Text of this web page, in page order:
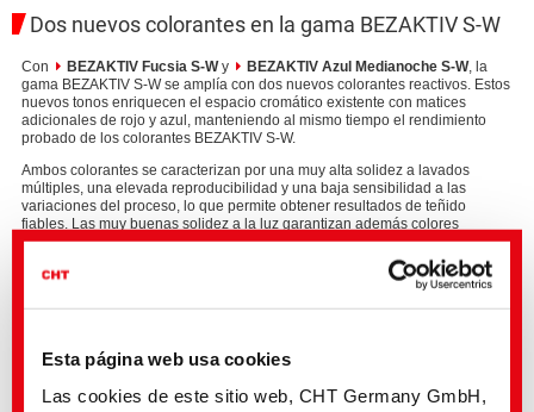
Esta página web usa cookies
Las cookies de este sitio web, CHT Germany GmbH,
Dos nuevos colorantes en la gama BEZAKTIV S-W
Con BEZAKTIV Fucsia S-Wy BEZAKTIV Azul Medianoche S-W, la
gama BEZAKTIV S-W se amplía con dos nuevos colorantes reactivos. Estos
nuevos tonos enriquecen el espacio cromático existente con matices
adicionales de rojo y azul, manteniendo al mismo tiempo el rendimiento
probado de los colorantes BEZAKTIV S-W.
Ambos colorantes se caracterizan por una muy alta solidez a lavados
múltiples, una elevada reproducibilidad y una baja sensibilidad a las
variaciones del proceso, lo que permite obtener resultados de teñido
fiables. Las muy buenas solidez a la luz garantizan además colores
estables durante el uso.
El equipo de colorantes del CHT Group está siempre a su disposición